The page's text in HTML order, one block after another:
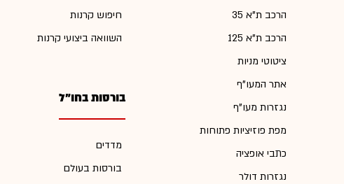
הרכב ת"א 35
הרכב ת"א 125
ציטוטי מניות
אתר המעו"ף
נגזרות מעו"ף
מפת פוזיציות פתוחות
כתבי אופציה
נגזרות דולר
חיפוש קרנות
השוואה ביצועי קרנות
בורסות בחו"ל
מדדים
בורסות בעולם